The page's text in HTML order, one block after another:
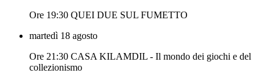
Ore 19:30 QUEI DUE SUL FUMETTO
martedì 18 agosto
Ore 21:30 CASA KILAMDIL - Il mondo dei giochi e del
collezionismo